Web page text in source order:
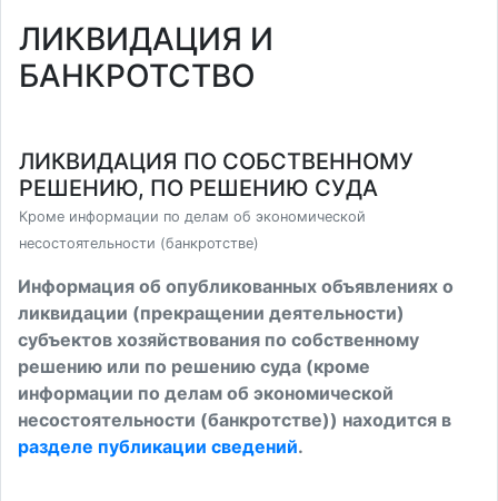
ЛИКВИДАЦИЯ И
БАНКРОТСТВО
ЛИКВИДАЦИЯ ПО СОБСТВЕННОМУ
РЕШЕНИЮ, ПО РЕШЕНИЮ СУДА
Кроме информации по делам об экономической
несостоятельности (банкротстве)
Информация об опубликованных объявлениях о
ликвидации (прекращении деятельности)
субъектов хозяйствования по собственному
решению или по решению суда (кроме
информации по делам об экономической
несостоятельности (банкротстве)) находится в
разделе публикации сведений.